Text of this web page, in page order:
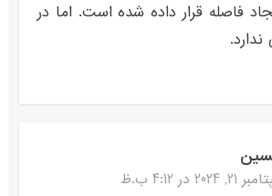
فاصله قرار داده شده است. اما در
2024 در 4:12 ب.ظ